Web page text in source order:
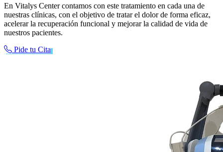
En Vitalys Center contamos con este tratamiento en cada una de
nuestras clínicas, con el objetivo de tratar el dolor de forma eficaz,
acelerar la recuperación funcional y mejorar la calidad de vida de
nuestros pacientes.
Pide tu Cita